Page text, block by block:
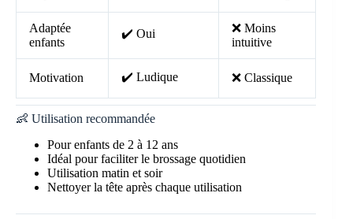
Adaptée
enfants
✔️ Oui
❌ Moins
intuitive
Motivation ✔️ Ludique ❌ Classique
👶 Utilisation recommandée
Pour enfants de 2 à 12 ans
Idéal pour faciliter le brossage quotidien
Utilisation matin et soir
Nettoyer la tête après chaque utilisation